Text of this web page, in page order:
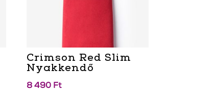
Crimson Red Slim
Nyakkendő
8 490 Ft